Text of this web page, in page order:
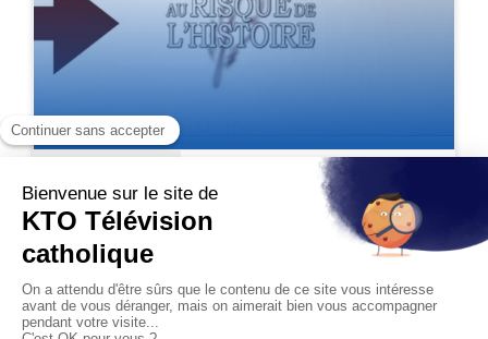
Au risque de l'histoire
Qu’est-ce que la démocratie
chrétienne ?
Télécharger
Qui était Suger? Télécharger